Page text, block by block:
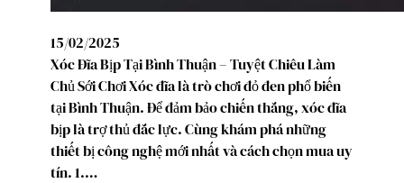
15/02/2025
Xóc Đĩa Bịp Tại Bình Thuận – Tuyệt Chiêu Làm
Chủ Sới Chơi Xóc đĩa là trò chơi đỏ đen phổ biến
tại Bình Thuận. Để đảm bảo chiến thắng, xóc đĩa
bịp là trợ thủ đắc lực. Cùng khám phá những
thiết bị công nghệ mới nhất và cách chọn mua uy
tín. 1.…